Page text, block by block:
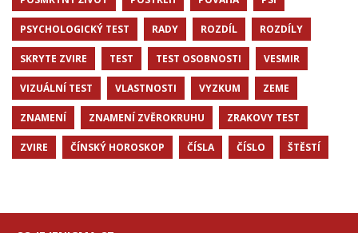
PSYCHOLOGICKÝ TEST RADY ROZDÍL ROZDÍLY
SKRYTE ZVIRE TEST TEST OSOBNOSTI VESMIR
VIZUÁLNÍ TEST VLASTNOSTI VYZKUM ZEME
ZNAMENÍ ZNAMENÍ ZVĚROKRUHU ZRAKOVY TEST
ZVIRE ČÍNSKÝ HOROSKOP ČÍSLA ČÍSLO ŠTĚSTÍ